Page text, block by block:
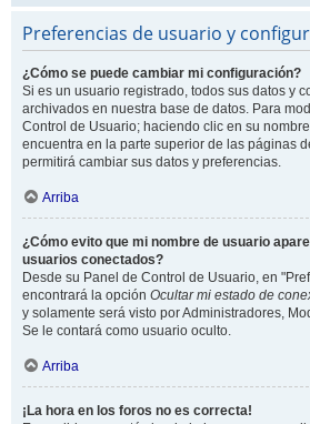
Preferencias de usuario y
¿Cómo se puede cambiar mi configuración?
Si es un usuario registrado, todos sus datos y
archivados en nuestra base de datos. Para
Control de Usuario; haciendo clic en su
encuentra en la parte superior de las páginas
permitirá cambiar sus datos y preferencias.
Arriba
¿Cómo evito que mi nombre de usuario
usuarios conectados?
Desde su Panel de Control de Usuario, en
encontrará la opción Ocultar mi estado de
y solamente será visto por Administradores,
Se le contará como usuario oculto.
Arriba
¡La hora en los foros no es correcta!